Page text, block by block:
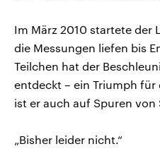
Im März 2010 startete der
die Messungen liefen bis
Teilchen hat der
entdeckt – ein Triumph
ist er auch auf Spuren von
„Bisher leider nicht.“